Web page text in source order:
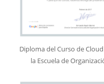
Diploma del Curso de
la Escuela de